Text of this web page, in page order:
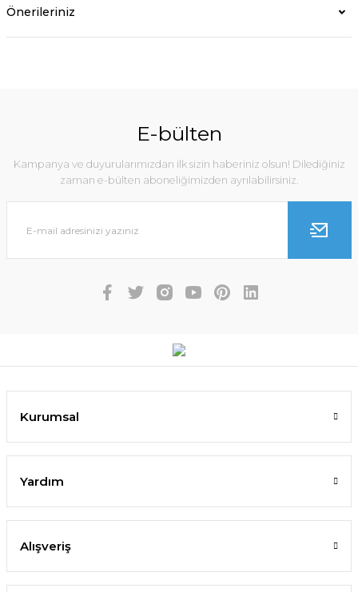
Önerileriniz
E-bülten
Kampanya ve duyurularımızdan ilk sizin haberiniz olsun! Dilediğiniz
zaman e-bülten aboneliğimizden ayrılabilirsiniz.
Kurumsal
Yardım
Alışveriş